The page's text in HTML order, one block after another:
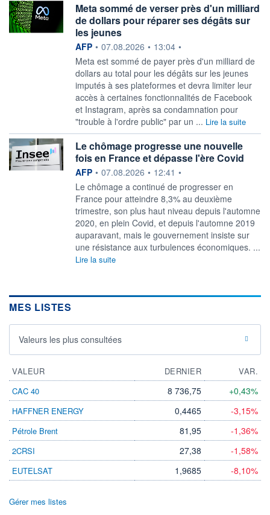
Meta sommé de verser près d'un milliard
de dollars pour réparer ses dégâts sur
les jeunes
information fournie par
AFP • 07.08.2026 • 13:04 •
Meta est sommé de payer près d'un milliard de
dollars au total pour les dégâts sur les jeunes
imputés à ses plateformes et devra limiter leur
accès à certaines fonctionnalités de Facebook
et Instagram, après sa condamnation pour
"trouble à l'ordre public" par un ... Lire la suite
Le chômage progresse une nouvelle
fois en France et dépasse l'ère Covid
information fournie par
AFP • 07.08.2026 • 12:41 •
Le chômage a continué de progresser en
France pour atteindre 8,3% au deuxième
trimestre, son plus haut niveau depuis l'automne
2020, en plein Covid, et depuis l'automne 2019
auparavant, mais le gouvernement insiste sur
une résistance aux turbulences économiques. ...
Lire la suite
MES LISTES
Valeurs les plus consultées
VALEUR DERNIER
VAR.
CAC 40
8 736,75 +0,43%
HAFFNER ENERGY 0,4465 -3,15%
Pétrole Brent 81,95 -1,36%
2CRSI 27,38 -1,58%
EUTELSAT 1,9685 -8,10%
Gérer mes listes